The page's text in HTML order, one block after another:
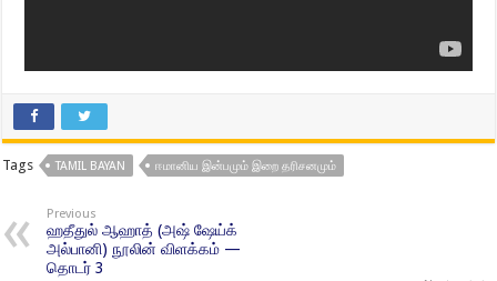
Tags TAMIL BAYAN ஈமானிய இன்பமும் இறை தரிசனமும்
Previous
ஹதீதுல் ஆஹாத் (அஷ் ஷேய்க்
அல்பானி) நூலின் விளக்கம் —
தொடர் 3